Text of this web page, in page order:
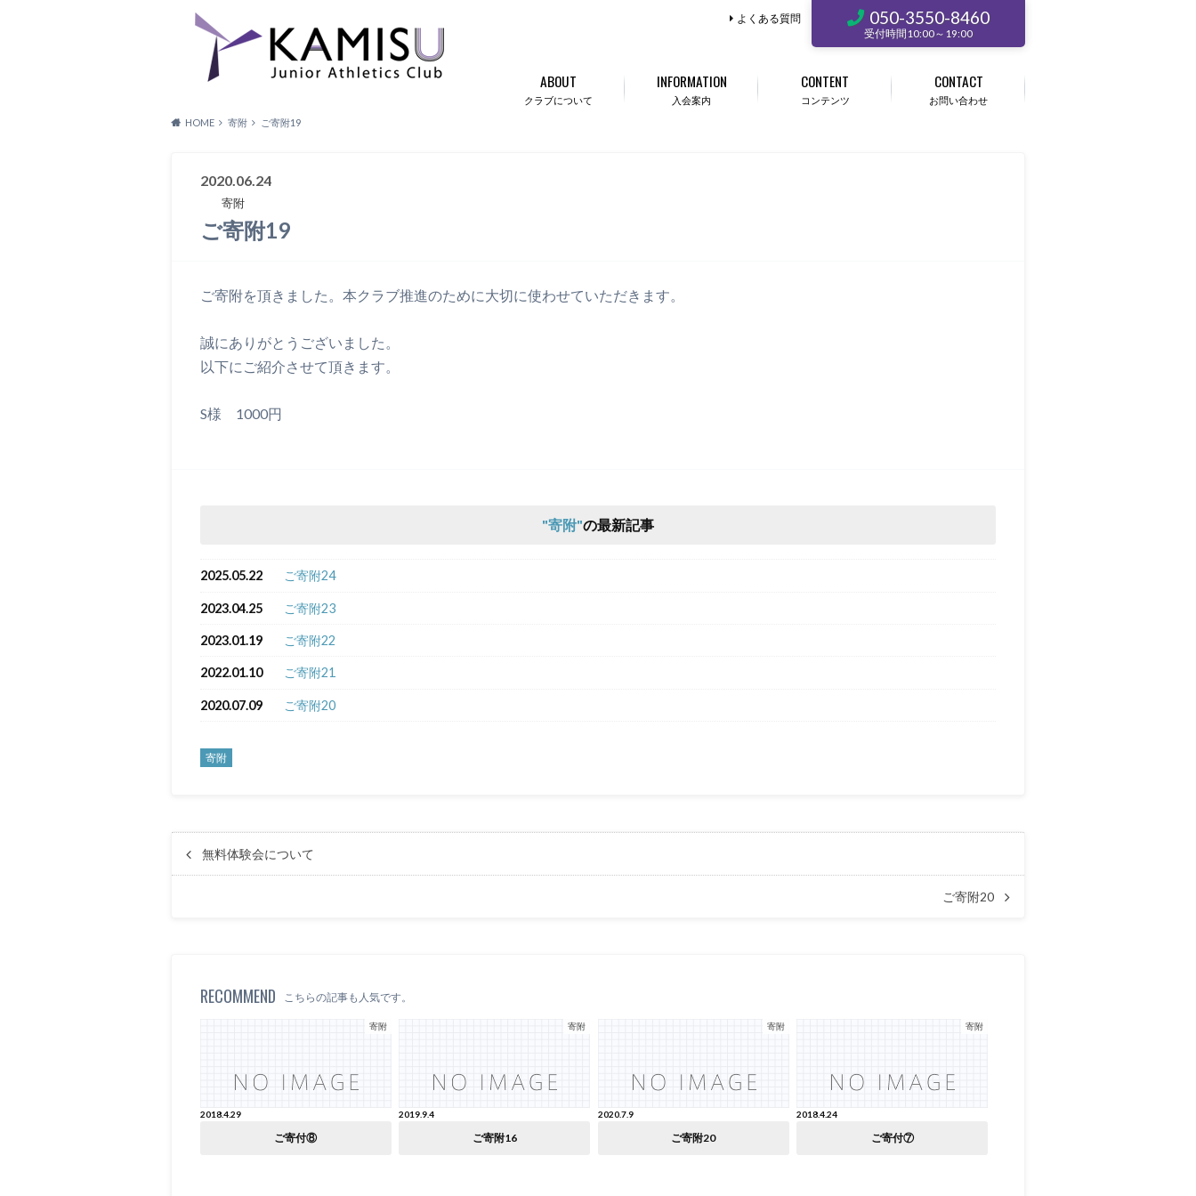
050-3550-8460
受付時間10:00～19:00
よくある質問
クラブについて
ABOUT
入会案内
INFORMATION
コンテンツ
CONTENT
お問い合わせ
CONTACT
HOME 寄附 ご寄附19
2020.06.24
寄附
ご寄附19
ご寄附を頂きました。本クラブ推進のために大切に使わせていただきます。
誠にありがとうございました。
以下にご紹介させて頂きます。
S様 1000円
寄附 の最新記事
2025.05.22 ご寄附24
2023.04.25 ご寄附23
2023.01.19 ご寄附22
2022.01.10 ご寄附21
2020.07.09 ご寄附20
寄附
無料体験会について
ご寄附20
RECOMMEND こちらの記事も人気です。
寄附
2018.4.29
ご寄付⑧
寄附
2019.9.4
ご寄附16
寄附
2020.7.9
ご寄附20
寄附
2018.4.24
ご寄付⑦